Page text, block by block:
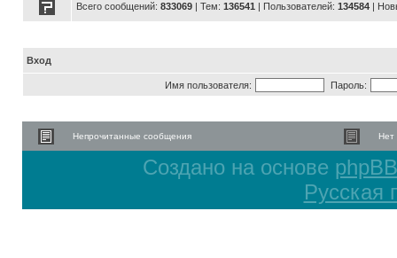
Всего сообщений: 833069 | Тем: 136541 | Пользователей: 134584 |
Вход
Имя пользователя: Пароль:
Непрочитанные сообщения Нет
Создано на основе phpBB
Русская